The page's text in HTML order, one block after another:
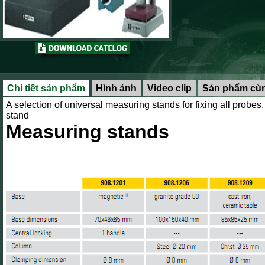
Chi tiết sản phẩm Hình ảnh Video clip
Sản phẩm
A selection of universal measuring stands for fixing all
stand
Measuring stands